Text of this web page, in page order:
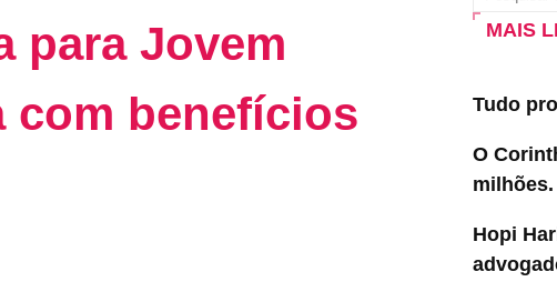
para Jovem
com benefícios
MAIS
Tudo
O
Hopi